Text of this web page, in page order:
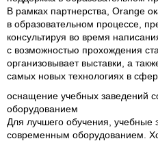
В рамках партнерства, Orange
в образовательном процессе,
консультируя во время
с возможностью прохождения
организовывает выставки, а
самых новых технологиях в
оснащение учебных заведений
оборудованием
Для лучшего обучения, учебные
современным оборудованием.